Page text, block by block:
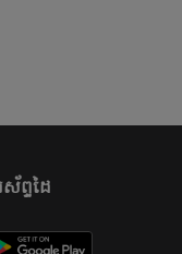
ព្ទដៃ